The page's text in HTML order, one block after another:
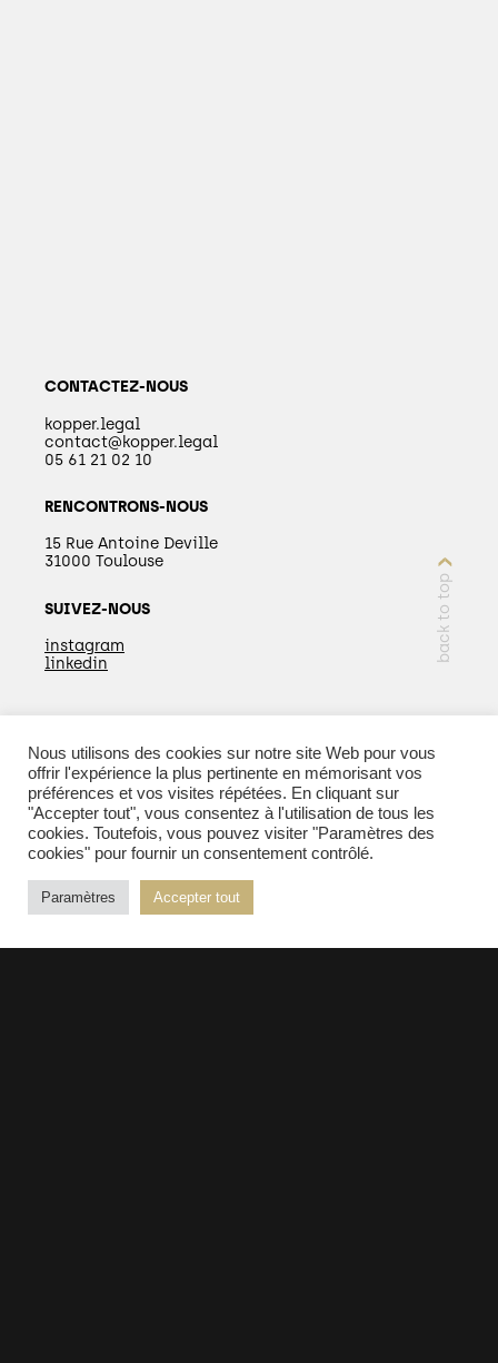
CONTACTEZ-NOUS
kopper.legal
contact@kopper.legal
05 61 21 02 10
RENCONTRONS-NOUS
15 Rue Antoine Deville
31000 Toulouse
SUIVEZ-NOUS
instagram
linkedin
EN SAVOIR PLUS
© 2026 Kopper - Tous droits réservés |
légales| Réalisation :PURE
back to top
Nous utilisons des cookies sur notre site Web pour vous
offrir l'expérience la plus pertinente en mémorisant vos
préférences et vos visites répétées. En cliquant sur
"Accepter tout", vous consentez à l'utilisation de tous les
cookies. Toutefois, vous pouvez visiter "Paramètres des
cookies" pour fournir un consentement contrôlé.
Paramètres Accepter tout